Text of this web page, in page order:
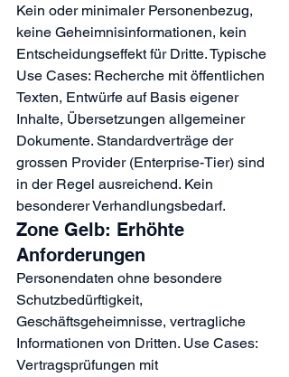
Kein oder minimaler Personenbezug,
keine Geheimnisinformationen, kein
Entscheidungseffekt für Dritte. Typische
Use Cases: Recherche mit öffentlichen
Texten, Entwürfe auf Basis eigener
Inhalte, Übersetzungen allgemeiner
Dokumente. Standardverträge der
grossen Provider (Enterprise-Tier) sind
in der Regel ausreichend. Kein
besonderer Verhandlungsbedarf.
Zone Gelb: Erhöhte
Anforderungen
Personendaten ohne besondere
Schutzbedürftigkeit,
Geschäftsgeheimnisse, vertragliche
Informationen von Dritten. Use Cases:
Vertragsprüfungen mit